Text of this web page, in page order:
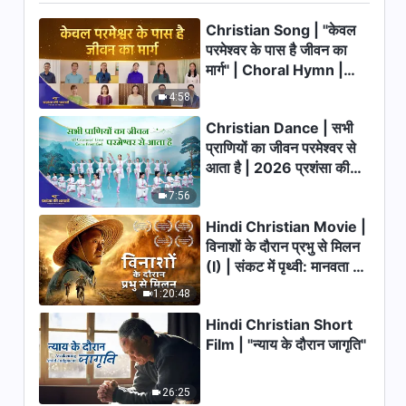
2:57:51
3:13:39
Hindi Christian Movie | संकट में
स्वर्गारोहण | Blessed Are Those
Who Accept Jesus' Second
Coming
2:42:14
Hindi Christian Movie | धन्‍य हैं
वे, जो मन के दीन हैं | Have You
Welcomed the Return of Lord
Jesus?
2:37:05
Hindi Christian Movie | परमेश्‍वर
का नाम बदल गया है?! | The New
Name of the Returned Lord
Jesus
2:03:02
Hindi Christian Movie |
सुसमाचार दूत | Spreading the
Gospel of the Lord Jesus'
Second Coming
4:58
Christian Song | "केवल
परमेश्वर के पास है जीवन का
मार्ग" | Choral Hymn |
7:56
Christian Dance | सभी
प्राणियों का जीवन परमेश्वर से
आता है | 2026 प्रशंसा की
1:20:48
Hindi Christian Movie |
विनाशों के दौरान प्रभु से मिलन
(I) | संकट में पृथ्वी: मानवता का
26:25
Hindi Christian Short
Film | "न्याय के दौरान जागृति"